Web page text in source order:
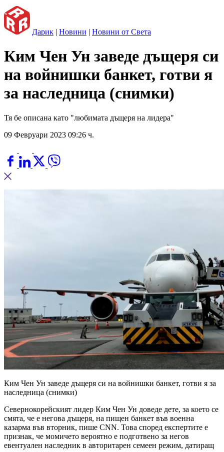
Дарик | Новини | Новини от Света
Ким Чен Ун заведе дъщеря си
на войнишки банкет, готви я
за наследница (снимки)
Тя бе описана като "любимата дъщеря на лидера"
09 Февруари 2023 09:26 ч.
Ким Чен Ун заведе дъщеря си на войнишки банкет, готви я за
наследница (снимки)
Севернокорейският лидер Ким Чен Ун доведе дете, за което се
смята, че е негова дъщеря, на пищен банкет във военна
казарма във вторник, пише CNN. Това според експертите е
признак, че момичето вероятно е подготвено за негов
евентуален наследник в авторитарен семеен режим, датиращ